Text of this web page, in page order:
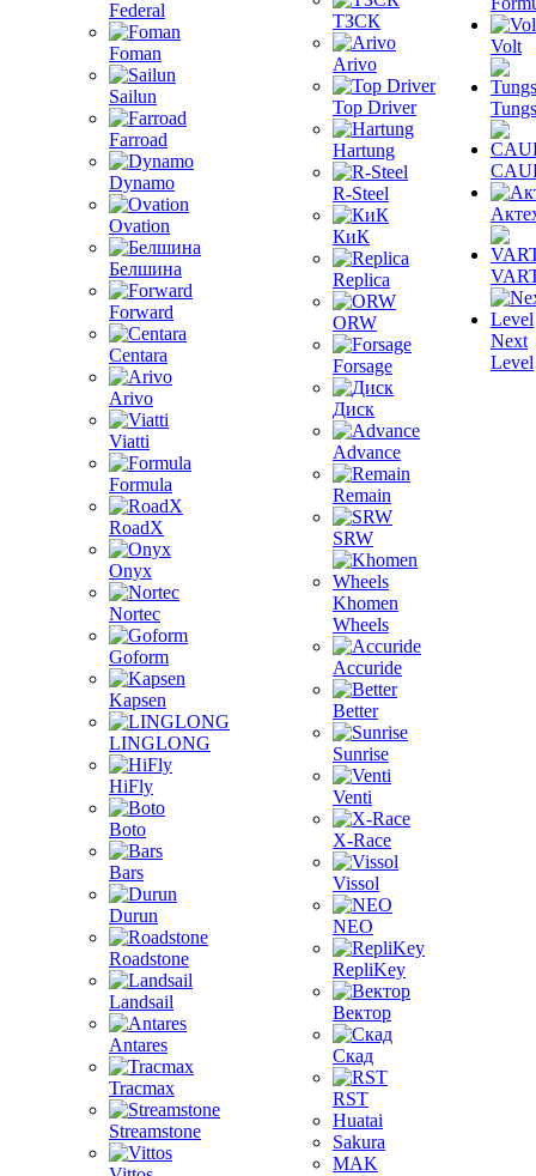
Federal
Foman
Sailun
Farroad
Dynamo
Ovation
Белшина
Forward
Centara
Arivo
Viatti
Formula
RoadX
Onyx
Nortec
Goform
Kapsen
LINGLONG
HiFly
Boto
Bars
Durun
Roadstone
Landsail
Antares
Tracmax
Streamstone
ТЗСК
Arivo
Top Driver
Hartung
R-Steel
КиК
Replica
ORW
Forsage
Диск
Advance
Remain
SRW
Khomen
Wheels
Accuride
Better
Sunrise
Venti
X-Race
Vissol
NEO
RepliKey
Вектор
Скад
RST
Huatai
Sakura
MAK
Volt
Next
Level